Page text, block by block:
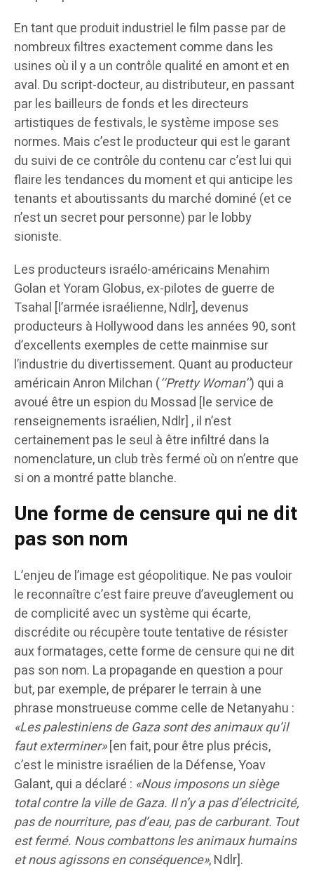
En tant que produit industriel le film passe par de
nombreux filtres exactement comme dans les
usines où il y a un contrôle qualité en amont et en
aval. Du script-docteur, au distributeur, en passant
par les bailleurs de fonds et les directeurs
artistiques de festivals, le système impose ses
normes. Mais c’est le producteur qui est le garant
du suivi de ce contrôle du contenu car c’est lui qui
flaire les tendances du moment et qui anticipe les
tenants et aboutissants du marché dominé (et ce
n’est un secret pour personne) par le lobby
sioniste.
Les producteurs israélo-américains Menahim
Golan et Yoram Globus, ex-pilotes de guerre de
Tsahal [l’armée israélienne, Ndlr], devenus
producteurs à Hollywood dans les années 90, sont
d’excellents exemples de cette mainmise sur
l’industrie du divertissement. Quant au producteur
américain Anron Milchan (‘‘Pretty Woman’’) qui a
avoué être un espion du Mossad [le service de
renseignements israélien, Ndlr] , il n’est
certainement pas le seul à être infiltré dans la
nomenclature, un club très fermé où on n’entre que
si on a montré patte blanche.
Une forme de censure qui ne dit
pas son nom
L’enjeu de l’image est géopolitique. Ne pas vouloir
le reconnaître c’est faire preuve d’aveuglement ou
de complicité avec un système qui écarte,
discrédite ou récupère toute tentative de résister
aux formatages, cette forme de censure qui ne dit
pas son nom. La propagande en question a pour
but, par exemple, de préparer le terrain à une
phrase monstrueuse comme celle de Netanyahu :
«Les palestiniens de Gaza sont des animaux qu’il
faut exterminer»[en fait, pour être plus précis,
c’est le ministre israélien de la Défense, Yoav
Galant, qui a déclaré : «Nous imposons un siège
total contre la ville de Gaza. Il n’y a pas d’électricité,
pas de nourriture, pas d’eau, pas de carburant. Tout
est fermé. Nous combattons les animaux humains
et nous agissons en conséquence», Ndlr].